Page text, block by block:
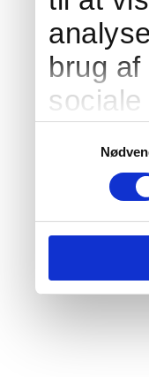
brug
fra